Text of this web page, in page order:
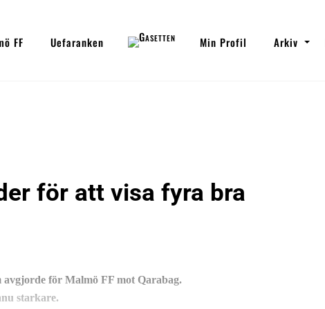
FF Uefaranken Min Profil Arkiv
för att visa fyra bra
för Malmö FF mot Qarabag.
starkare.